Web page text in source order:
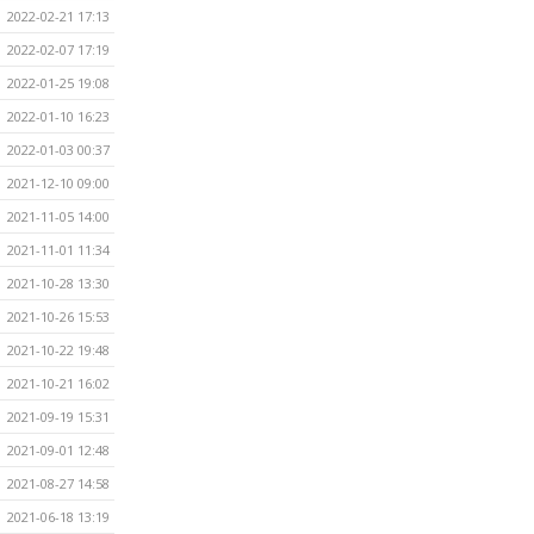
2022-02-21 17:13
2022-02-07 17:19
2022-01-25 19:08
2022-01-10 16:23
2022-01-03 00:37
2021-12-10 09:00
2021-11-05 14:00
2021-11-01 11:34
2021-10-28 13:30
2021-10-26 15:53
2021-10-22 19:48
2021-10-21 16:02
2021-09-19 15:31
2021-09-01 12:48
2021-08-27 14:58
2021-06-18 13:19